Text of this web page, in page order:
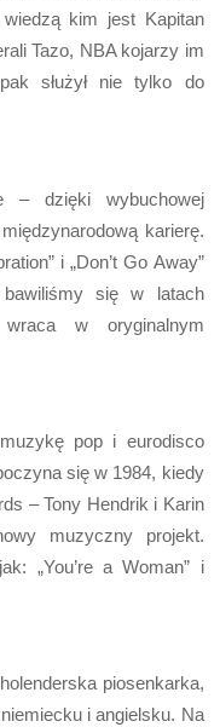
kim jest Kapitan
Tazo, NBA kojarzy im
służył nie tylko do
– dzięki wybuchowej
karierę.
i „Don’t Go Away”
się w latach
w oryginalnym
pop i eurodisco
się w 1984, kiedy
– Tony Hendrik i Karin
muzyczny projekt.
„You’re a Woman” i
piosenkarka,
i angielsku. Na